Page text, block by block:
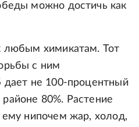
можно достичь как
любым химикатам. Тот
с ним
дает не 100-процентный
районе 80%. Растение
нипочем жар, холод,